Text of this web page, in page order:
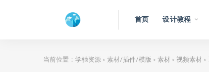
首页 设计教程
当前位置： 学驰资源 > 素材/插件/模版 > 素材 > 视频素材 >